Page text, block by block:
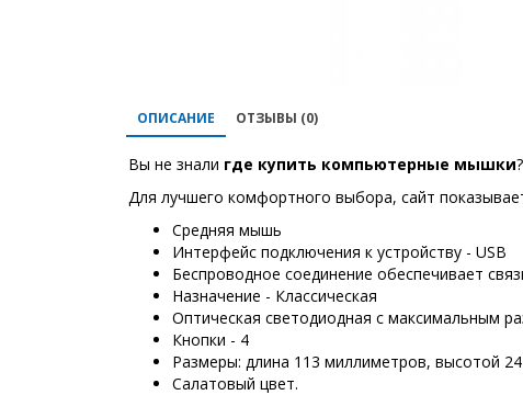
ОПИСАНИЕ ОТЗЫВЫ (0)
Вы не знали где купить компьютерные мышки
Для лучшего комфортного выбора, сайт
Средняя мышь
Интерфейс подключения к устройству - USB
Беспроводное соединение обеспечивает
Назначение - Классическая
Оптическая светодиодная с максимальным
Кнопки - 4
Размеры: длина 113 миллиметров, высотой
Салатовый цвет.